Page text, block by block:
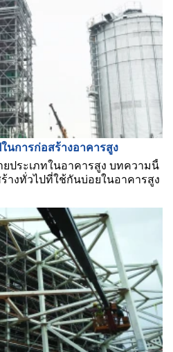
นการก่อสร้างอาคารสูง
ประเภทในอาคารสูง บทความนี้
างทั่วไปที่ใช้กันบ่อยในอาคารสูง